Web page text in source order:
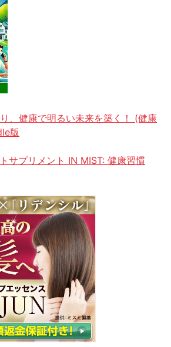
、健康で明るい未来を築く！ (健康
版
サプリメント IN MIST: 健康習慣